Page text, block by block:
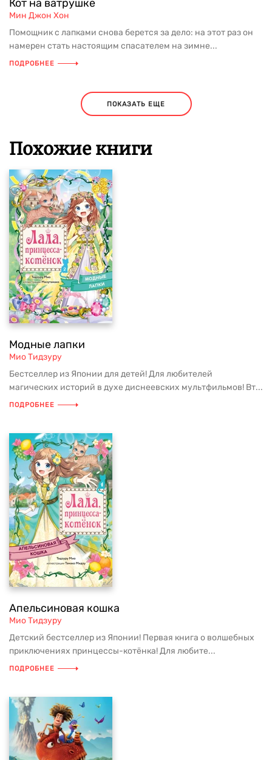
Кот на ватрушке
Мин Джон Хон
Помощник с лапками снова берется за дело: на этот раз он
намерен стать настоящим спасателем на зимне...
ПОДРОБНЕЕ
ПОКАЗАТЬ ЕЩЕ
Похожие книги
Модные лапки
Мио Тидзуру
Бестселлер из Японии для детей! Для любителей
магических историй в духе диснеевских мультфильмов! Вт...
ПОДРОБНЕЕ
Апельсиновая кошка
Мио Тидзуру
Детский бестселлер из Японии! Первая книга о волшебных
приключениях принцессы-котёнка! Для любите...
ПОДРОБНЕЕ